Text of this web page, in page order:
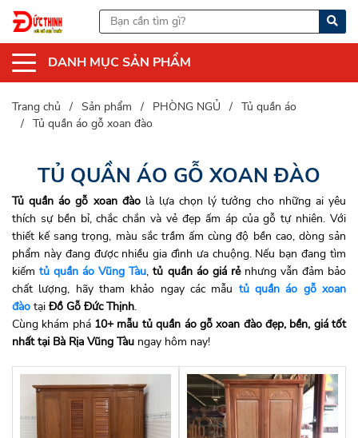
DANH MỤC SẢN PHẨM
Trang chủ Sản phẩm PHÒNG NGỦ
Tủ quần áo
Tủ quần áo gỗ xoan đào
TỦ QUẦN ÁO GỖ XOAN ĐÀO
Tủ quần áo gỗ xoan đàolà lựa chọn lý tưởng cho những ai yêu
thích sự bền bỉ, chắc chắn và vẻ đẹp ấm áp của gỗ tự nhiên. Với
thiết kế sang trọng, màu sắc trầm ấm cùng độ bền cao, dòng sản
phẩm này đang được nhiều gia đình ưa chuộng. Nếu bạn đang tìm
kiếmtủ quần áo Vũng Tàu,tủ quần áo giá rẻnhưng vẫn đảm bảo
chất lượng, hãy tham khảo ngay các mẫu tủ quần áo gỗ xoan
đào tại Đồ Gỗ Đức Thịnh.
Cùng khám phá 10+ mẫu tủ quần áo gỗ xoan đào đẹp, bền, giá tốt
nhất tại Bà Rịa Vũng Tàu ngay hôm nay!